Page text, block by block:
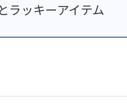
ラッキーアイテム